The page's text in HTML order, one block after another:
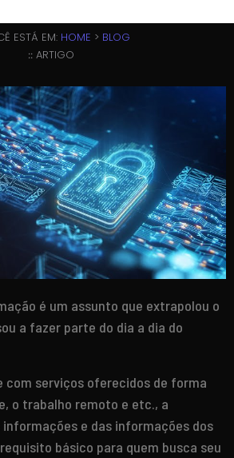
ESTÁ EM: HOME > BLOG
:: ARTIGO
é um assunto que extrapolou o
a fazer parte do dia a dia do
com serviços oferecidos de forma
o trabalho remoto e etc., a
informações e das informações dos
básico para quem busca seu